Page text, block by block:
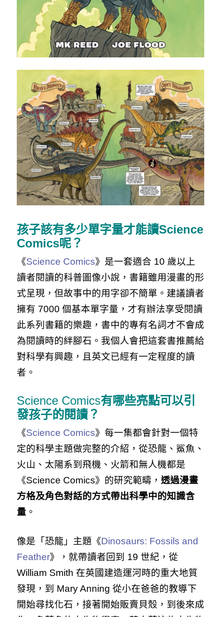
孩子該有多少單字量才能讀Science
Comics呢？
《Science Comics》是一套適合 10 歲以上
讀者閱讀的科普圖像小說，書籍雖用漫畫的形
式呈現，但故事中的用字卻不簡單。建議讀者
擁有 7000 個基本單字量，才有辦法享受閱讀
此系列書籍的樂趣，書中的專有名詞才不會成
為閱讀時的絆腳石。我個人會把這套書推薦給
對科學有興趣，且英文已經有一定程度的讀
者。
Science Comics有哪些亮點可以引
發孩子的閱讀？
《Science Comics》每一集都會針對一個特
定的科學主題做完整的介紹，從恐龍、鯊魚、
火山、太陽系到飛機、火箭和無人機都是
《Science Comics》的研究範疇， 透過漫畫
方格及角色對話的方式帶出科學中的知識含
量。
像是「恐龍」主題《Dinosaurs: Fossils and
Feather》，就帶讀者回到 19 世紀，從
William Smith 在英國建造運河時的重大地質
發現，到 Mary Anning 從小在爸爸的教導下
開始尋找化石，接著開始販賣貝殼，到後來成